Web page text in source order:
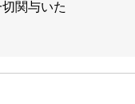
関与いた